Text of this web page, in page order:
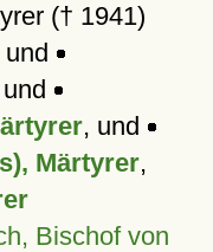
(† 1941)
und
, und
Märtyrer,
Bischof von